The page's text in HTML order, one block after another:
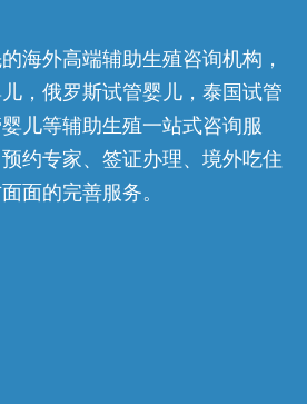
海外高端辅助生殖咨询机构，
，俄罗斯试管婴儿，泰国试管
儿等辅助生殖一站式咨询服
约专家、签证办理、境外吃住
面的完善服务。